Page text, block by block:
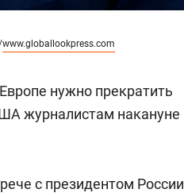
www.globallookpress.com
нужно прекратить
журналистам накануне
с президентом России